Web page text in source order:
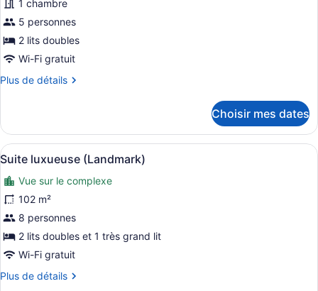
type
de
chambre :
Chambre
Deluxe,
2
doubles
1 chambre
5 personnes
2 lits doubles
Wi-Fi gratuit
Plus de détails
Plus
Chambre
Deluxe,
2
doubles
Choisir mes dates
Afficher
toutes
les
photos
pour
ce
type
chambre :
Une chambre bien rangée, avec
4
Suite luxueuse (Landmark)
Vue sur le complexe
102 m²
8 personnes
2 lits doubles et 1 très grand lit
Wi-Fi gratuit
Plus de détails
Plus